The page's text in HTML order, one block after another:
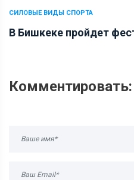
СИЛОВЫЕ ВИДЫ СПОРТА
В Бишкеке пройдет
Комментировать: